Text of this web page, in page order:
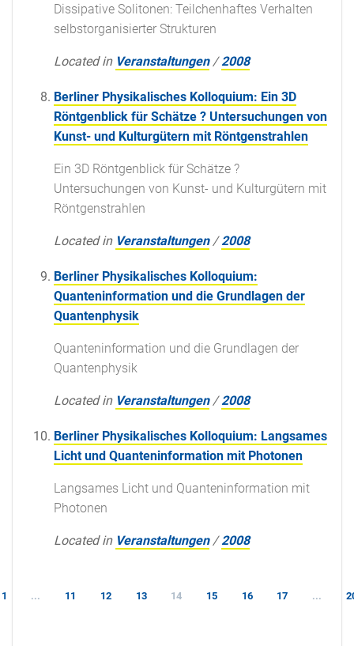
Dissipative Solitonen: Teilchenhaftes Verhalten
selbstorganisierter Strukturen
Located in Veranstaltungen /2008
Berliner Physikalisches Kolloquium: Ein 3D
Röntgenblick für Schätze ? Untersuchungen von
Kunst- und Kulturgütern mit Röntgenstrahlen
Ein 3D Röntgenblick für Schätze ?
Untersuchungen von Kunst- und Kulturgütern mit
Röntgenstrahlen
Located in Veranstaltungen /2008
Berliner Physikalisches Kolloquium:
Quanteninformation und die Grundlagen der
Quantenphysik
Quanteninformation und die Grundlagen der
Quantenphysik
Located in Veranstaltungen /2008
Berliner Physikalisches Kolloquium: Langsames
Licht und Quanteninformation mit Photonen
Langsames Licht und Quanteninformation mit
Photonen
Located in Veranstaltungen /2008
1 ... 11 12 13 14 15 16 17 ...